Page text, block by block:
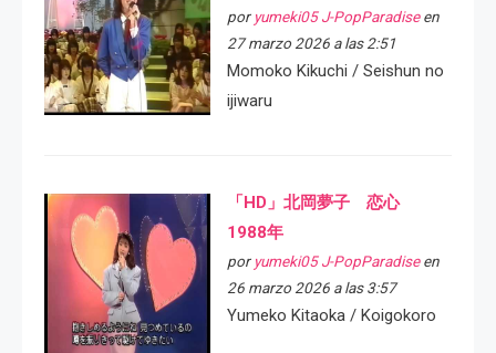
por yumeki05 J-PopParadiseen
27 marzo 2026 a las 2:51
Momoko Kikuchi / Seishun no
ijiwaru
「HD」北岡夢子 恋心
1988年
por yumeki05 J-PopParadiseen
26 marzo 2026 a las 3:57
Yumeko Kitaoka / Koigokoro